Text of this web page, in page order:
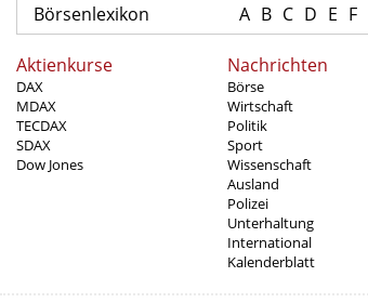
Börsenlexikon A B C D E F
Aktienkurse
DAX
MDAX
TECDAX
SDAX
Dow Jones
Nachrichten
Börse
Wirtschaft
Politik
Sport
Wissenschaft
Ausland
Polizei
Unterhaltung
International
Kalenderblatt